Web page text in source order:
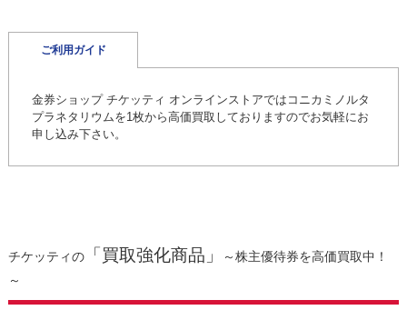
ご利用ガイド
金券ショップ チケッティ オンラインストアではコニカミノルタ
プラネタリウムを1枚から高価買取しておりますのでお気軽にお
申し込み下さい。
チケッティの「買取強化商品」
～株主優待券を高価買取中！
～